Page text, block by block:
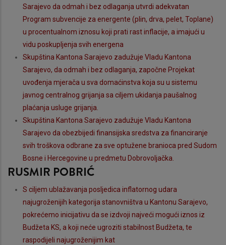
Sarajevo da odmah i bez odlaganja utvrdi adekvatan
Program subvencije za energente (plin, drva, pelet, Toplane)
u procentualnom iznosu koji prati rast inflacije, a imajući u
vidu poskupljenja svih energena
Skupština Kantona Sarajevo zadužuje Vladu Kantona
Sarajevo, da odmah i bez odlaganja, započne Projekat
uvođenja mjerača u sva domaćinstva koja su u sistemu
javnog centralnog grijanja sa ciljem ukidanja paušalnog
plaćanja usluge grijanja.
Skupština Kantona Sarajevo zadužuje Vladu Kantona
Sarajevo da obezbijedi finansijska sredstva za financiranje
svih troškova odbrane za sve optužene branioca pred Sudom
Bosne i Hercegovine u predmetu Dobrovoljačka.
RUSMIR POBRIĆ
S ciljem ublažavanja posljedica inflatornog udara
najugroženijih kategorija stanovništva u Kantonu Sarajevo,
pokrećemo inicijativu da se izdvoji najveći mogući iznos iz
Budžeta KS, a koji neće ugroziti stabilnost Budžeta, te
raspodijeli najugroženijim kat